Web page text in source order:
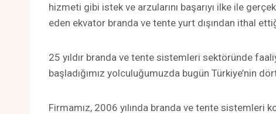
hizmeti gibi istek ve arzularını başarıyı ilke ile
eden ekvator branda ve tente yurt dışından ithal
25 yıldır branda ve tente sistemleri sektöründe
başladığımız yolculuğumuzda bugün Türkiye’nin
Firmamız, 2006 yılında branda ve tente sistemleri